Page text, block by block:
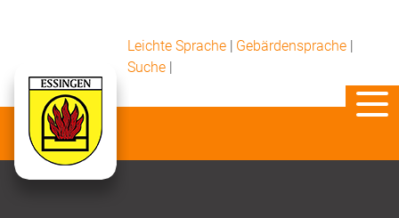
Leichte Sprache | Gebärdensprache |
Suche |